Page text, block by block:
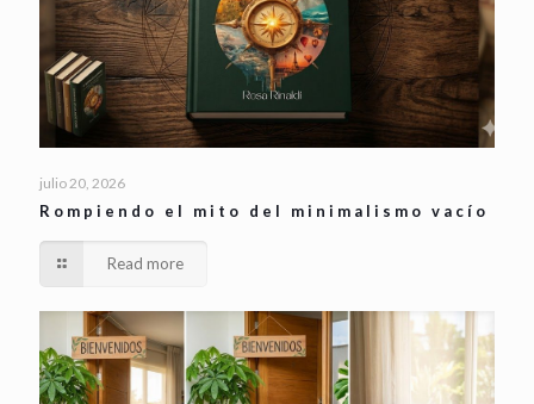
julio 20, 2026
Rompiendo el mito del minimalismo vacío
Read more